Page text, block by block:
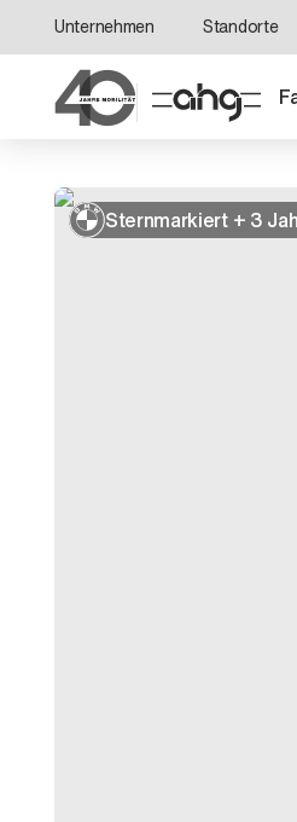
Unternehmen Standorte
Sternmarkiert + 3